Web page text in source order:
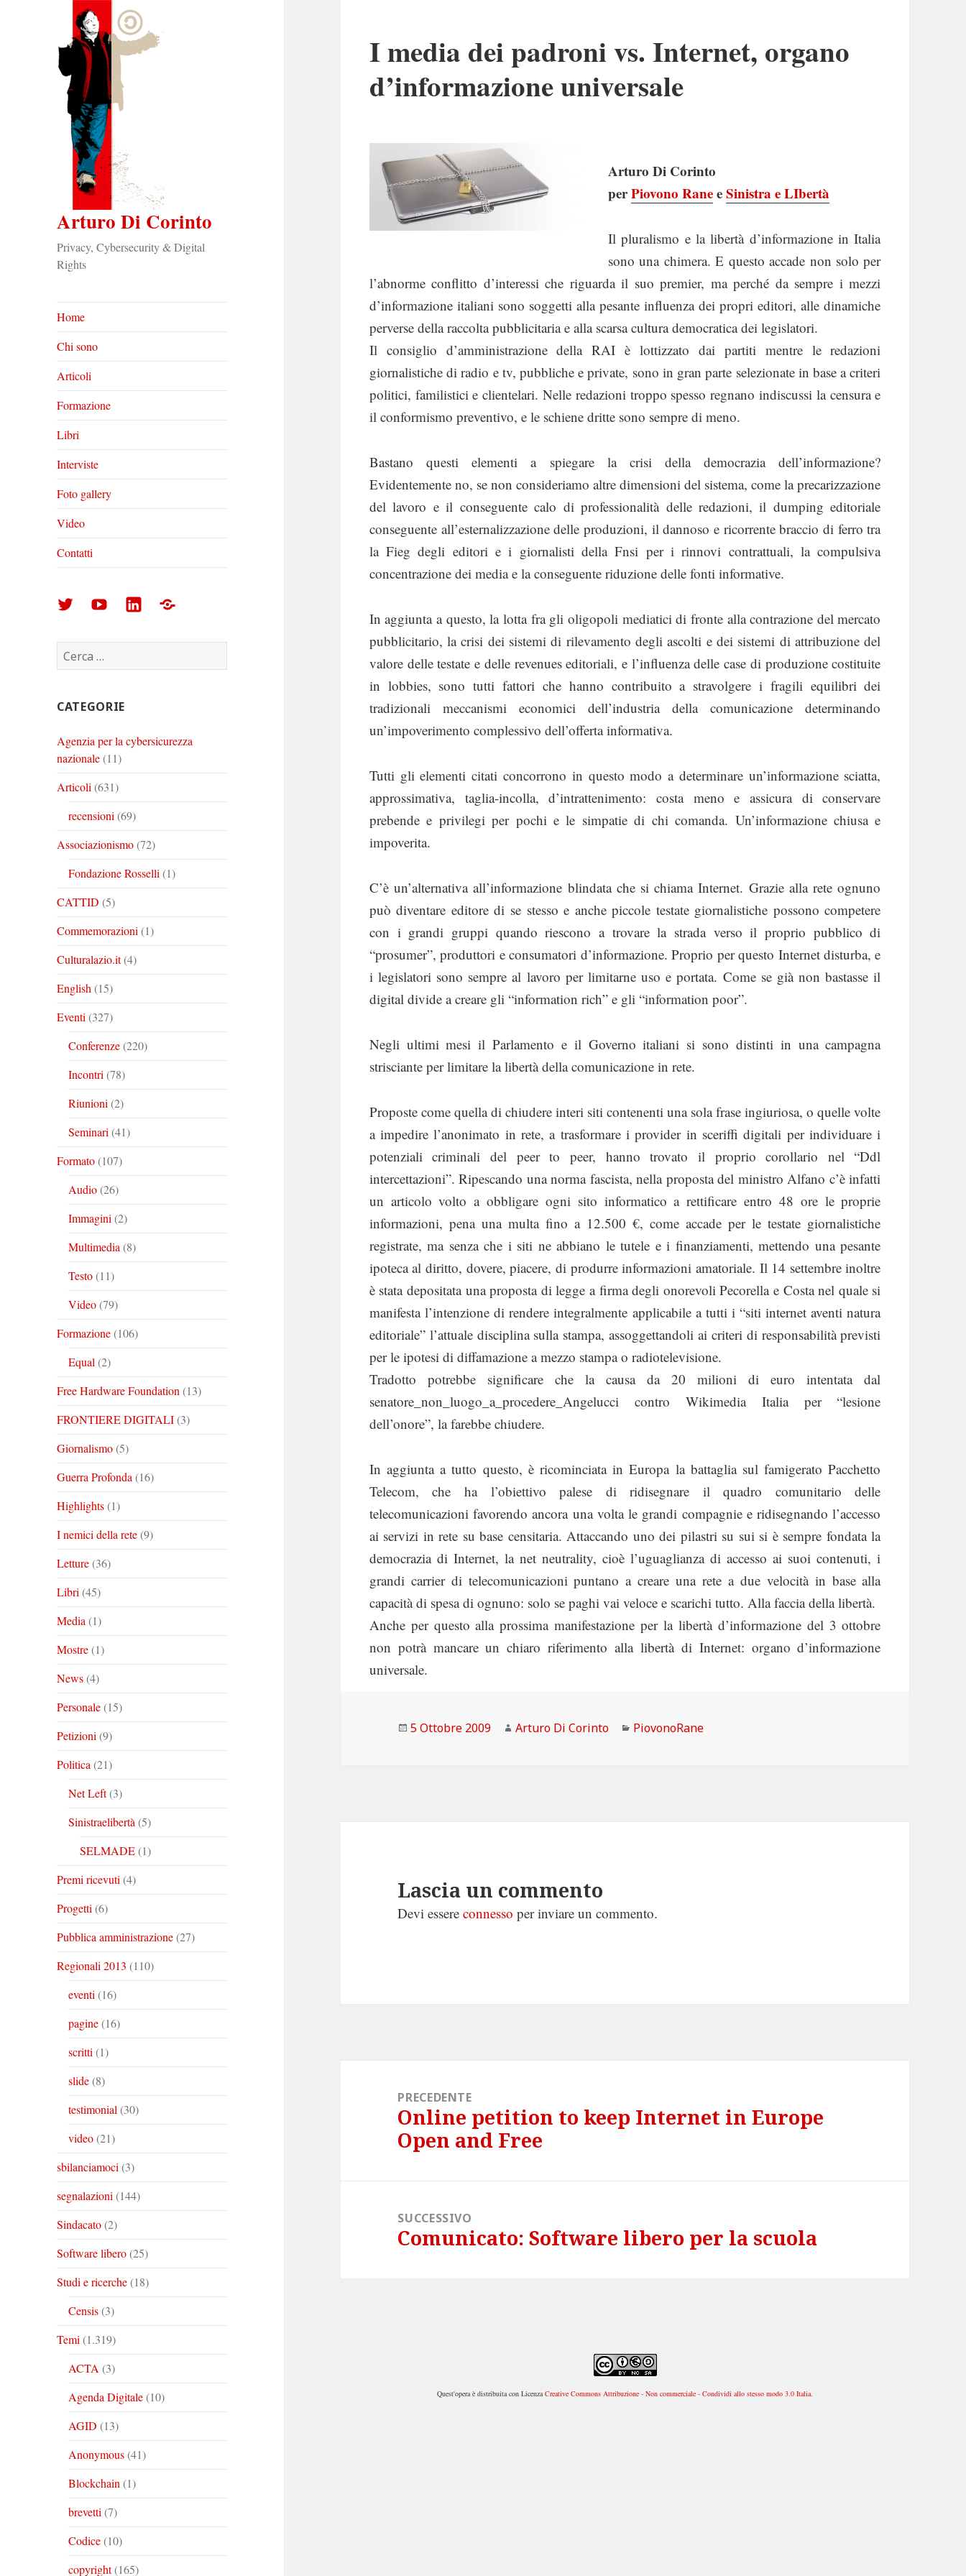
Arturo Di Corinto
Privacy, Cybersecurity & Digital
Rights
Home
Chi sono
Articoli
Formazione
Libri
Interviste
Foto gallery
Video
Contatti
Arturo
Corinto
su
Arturo
Corinto
su
Arturo
su
Foto
Ricerca
per:
CATEGORIE
Agenzia per la cybersicurezza
nazionale(11)
Articoli (631)
recensioni (69)
Associazionismo(72)
Fondazione Rosselli (1)
CATTID (5)
Commemorazioni (1)
Culturalazio.it(4)
English (15)
Eventi (327)
Conferenze(220)
Incontri (78)
Riunioni (2)
Seminari (41)
Formato(107)
Audio(26)
Immagini (2)
Multimedia (8)
Testo(11)
Video(79)
Formazione(106)
Equal (2)
Free Hardware Foundation (13)
FRONTIERE DIGITALI(3)
Giornalismo(5)
Guerra Profonda (16)
Highlights(1)
I nemici della rete(9)
Letture(36)
Libri (45)
Media (1)
Mostre(1)
News(4)
Personale(15)
Petizioni (9)
Politica (21)
Net Left(3)
Sinistraelibertà (5)
SELMADE(1)
Premi ricevuti (4)
Progetti (6)
Pubblica amministrazione(27)
Regionali 2013 (110)
eventi (16)
pagine(16)
scritti (1)
slide(8)
testimonial (30)
video(21)
sbilanciamoci (3)
segnalazioni (144)
Sindacato(2)
Software libero(25)
Studi e ricerche(18)
Censis(3)
Temi (1.319)
ACTA (3)
Agenda Digitale(10)
AGID (13)
Anonymous(41)
Blockchain (1)
brevetti (7)
Codice(10)
copyright(165)
I media dei padroni vs. Internet, organo
d’informazione universale
Arturo Di Corinto
perPiovono RaneeSinistra e LIbertà
Il pluralismo e la libertà d’informazione in Italia
sono una chimera. E questo accade non solo per
l’abnorme conflitto d’interessi che riguarda il suo premier, ma perché da sempre i mezzi
d’informazione italiani sono soggetti alla pesante influenza dei propri editori, alle dinamiche
perverse della raccolta pubblicitaria e alla scarsa cultura democratica dei legislatori.
Il consiglio d’amministrazione della RAI è lottizzato dai partiti mentre le redazioni
giornalistiche di radio e tv, pubbliche e private, sono in gran parte selezionate in base a criteri
politici, familistici e clientelari. Nelle redazioni troppo spesso regnano indiscussi la censura e
il conformismo preventivo, e le schiene dritte sono sempre di meno.
Bastano questi elementi a spiegare la crisi della democrazia dell’informazione?
Evidentemente no, se non consideriamo altre dimensioni del sistema, come la precarizzazione
del lavoro e il conseguente calo di professionalità delle redazioni, il dumping editoriale
conseguente all’esternalizzazione delle produzioni, il dannoso e ricorrente braccio di ferro tra
la Fieg degli editori e i giornalisti della Fnsi per i rinnovi contrattuali, la compulsiva
concentrazione dei media e la conseguente riduzione delle fonti informative.
In aggiunta a questo, la lotta fra gli oligopoli mediatici di fronte alla contrazione del mercato
pubblicitario, la crisi dei sistemi di rilevamento degli ascolti e dei sistemi di attribuzione del
valore delle testate e delle revenues editoriali, e l’influenza delle case di produzione costituite
in lobbies, sono tutti fattori che hanno contribuito a stravolgere i fragili equilibri dei
tradizionali meccanismi economici dell’industria della comunicazione determinando
un’impoverimento complessivo dell’offerta informativa.
Tutti gli elementi citati concorrono in questo modo a determinare un’informazione sciatta,
approssimativa, taglia-incolla, d’intrattenimento: costa meno e assicura di conservare
prebende e privilegi per pochi e le simpatie di chi comanda. Un’informazione chiusa e
impoverita.
C’è un’alternativa all’informazione blindata che si chiama Internet. Grazie alla rete ognuno
può diventare editore di se stesso e anche piccole testate giornalistiche possono competere
con i grandi gruppi quando riescono a trovare la strada verso il proprio pubblico di
“prosumer”, produttori e consumatori d’informazione. Proprio per questo Internet disturba, e
i legislatori sono sempre al lavoro per limitarne uso e portata. Come se già non bastasse il
digital divide a creare gli “information rich” e gli “information poor”.
Negli ultimi mesi il Parlamento e il Governo italiani si sono distinti in una campagna
strisciante per limitare la libertà della comunicazione in rete.
Proposte come quella di chiudere interi siti contenenti una sola frase ingiuriosa, o quelle volte
a impedire l’anonimato in rete, a trasformare i provider in sceriffi digitali per individuare i
potenziali criminali del peer to peer, hanno trovato il proprio corollario nel “Ddl
intercettazioni”. Ripescando una norma fascista, nella proposta del ministro Alfano c’è infatti
un articolo volto a obbligare ogni sito informatico a rettificare entro 48 ore le proprie
informazioni, pena una multa fino a 12.500 €, come accade per le testate giornalistiche
registrate, ma senza che i siti ne abbiano le tutele e i finanziamenti, mettendo una pesante
ipoteca al diritto, dovere, piacere, di produrre informazioni amatoriale. Il 14 settembre inoltre
è stata depositata una proposta di legge a firma degli onorevoli Pecorella e Costa nel quale si
manifesta l’intenzione di rendere integralmente applicabile a tutti i “siti internet aventi natura
editoriale” l’attuale disciplina sulla stampa, assoggettandoli ai criteri di responsabilità previsti
per le ipotesi di diffamazione a mezzo stampa o radiotelevisione.
Tradotto potrebbe significare che la causa da 20 milioni di euro intentata dal
senatore_non_luogo_a_procedere_Angelucci contro Wikimedia Italia per “lesione
dell’onore”, la farebbe chiudere.
In aggiunta a tutto questo, è ricominciata in Europa la battaglia sul famigerato Pacchetto
Telecom, che ha l’obiettivo palese di ridisegnare il quadro comunitario delle
telecomunicazioni favorendo ancora una volta le grandi compagnie e ridisegnando l’accesso
ai servizi in rete su base censitaria. Attaccando uno dei pilastri su sui si è sempre fondata la
democrazia di Internet, la net neutrality, cioè l’uguaglianza di accesso ai suoi contenuti, i
grandi carrier di telecomunicazioni puntano a creare una rete a due velocità in base alla
capacità di spesa di ognuno: solo se paghi vai veloce e scarichi tutto. Alla faccia della libertà.
Anche per questo alla prossima manifestazione per la libertà d’informazione del 3 ottobre
non potrà mancare un chiaro riferimento alla libertà di Internet: organo d’informazione
universale.
Scritto
5 Ottobre 2009 Autore
Arturo Di Corinto Categorie
PiovonoRane
Lascia un commento
Devi essereconnesso per inviare un commento.
PRECEDENTE
Articolo
precedente:
Online petition to keep Internet in Europe
Open and Free
SUCCESSIVO
Articolo
Comunicato: Software libero per la scuola
Quest'opera è distribuita con LicenzaCreative Commons Attribuzione - Non commerciale - Condividi allo stesso modo 3.0 Italia.